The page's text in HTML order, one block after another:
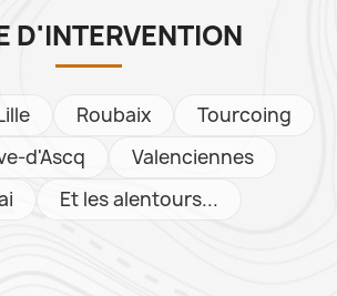
D'INTERVENTION
Roubaix
Tourcoing
d'Ascq
Valenciennes
Et les alentours...